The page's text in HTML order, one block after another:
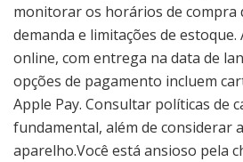
monitorar os horários de compra
demanda e limitações de estoque.
online, com entrega na data de
opções de pagamento incluem
Apple Pay. Consultar políticas de
fundamental, além de considerar
aparelho.Você está ansioso pela